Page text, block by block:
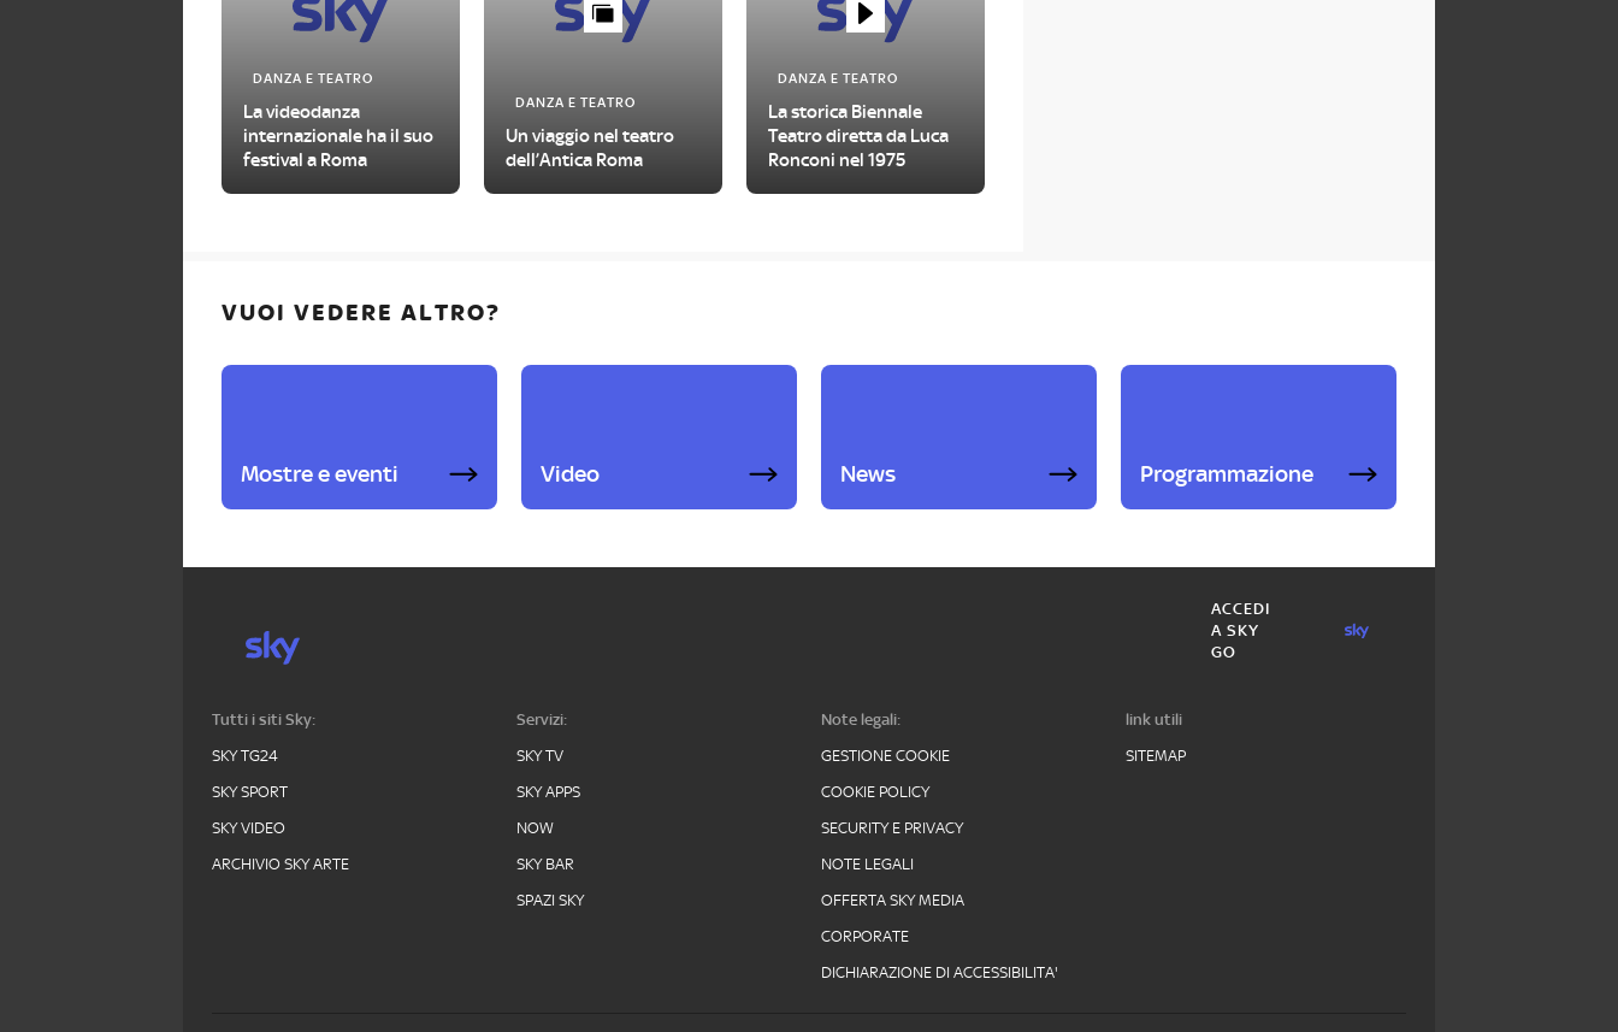
DANZA E TEATRO
La videodanza
internazionale ha il suo
festival a Roma
DANZA E TEATRO
Un viaggio nel teatro
dell’Antica Roma
DANZA E TEATRO
La storica Biennale
Teatro diretta da Luca
Ronconi nel 1975
VUOI VEDERE ALTRO?
Mostre e eventi Video News Programmazione
ACCEDI
A SKY
GO
Tutti i siti Sky:
SKY TG24
SKY SPORT
SKY VIDEO
ARCHIVIO SKY ARTE
Servizi:
SKY TV
SKY APPS
NOW
SKY BAR
SPAZI SKY
Note legali:
GESTIONE COOKIE
COOKIE POLICY
SECURITY E PRIVACY
NOTE LEGALI
OFFERTA SKY MEDIA
CORPORATE
DICHIARAZIONE DI ACCESSIBILITA'
link utili
SITEMAP